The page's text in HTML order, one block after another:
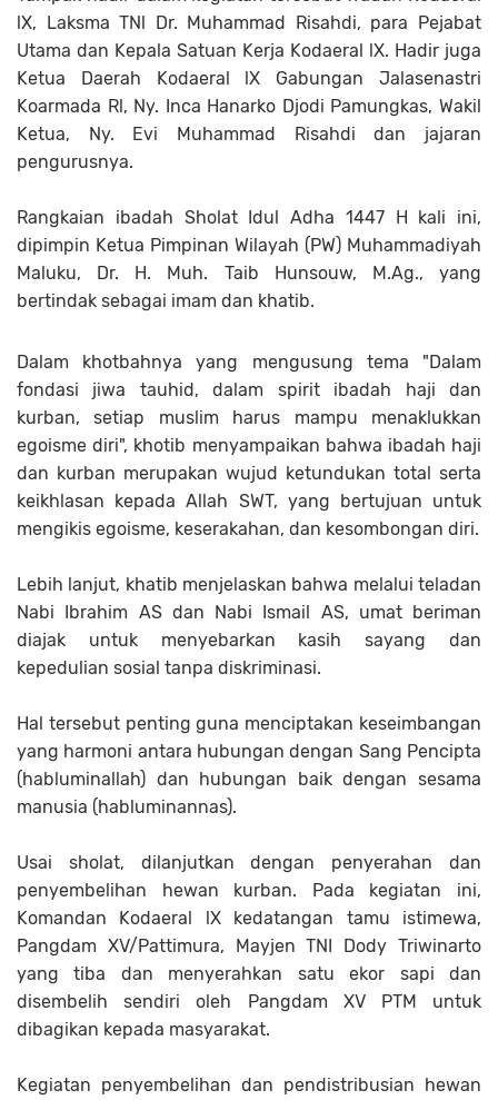
lX, Laksma TNl Dr. Muhammad Risahdi, para Pejabat
Utama dan Kepala Satuan Kerja Kodaeral lX. Hadir juga
Ketua Daerah Kodaeral lX Gabungan Jalasenastri
Koarmada Rl, Ny. Inca Hanarko Djodi Pamungkas, Wakil
Ketua, Ny. Evi Muhammad Risahdi dan jajaran
pengurusnya.
Rangkaian ibadah Sholat Idul Adha 1447 H kali ini,
dipimpin Ketua Pimpinan Wilayah (PW) Muhammadiyah
Maluku, Dr. H. Muh. Taib Hunsouw, M.Ag., yang
bertindak sebagai imam dan khatib.
Dalam khotbahnya yang mengusung tema "Dalam
fondasi jiwa tauhid, dalam spirit ibadah haji dan
kurban, setiap muslim harus mampu menaklukkan
egoisme diri", khotib menyampaikan bahwa ibadah haji
dan kurban merupakan wujud ketundukan total serta
keikhlasan kepada Allah SWT, yang bertujuan untuk
mengikis egoisme, keserakahan, dan kesombongan diri.
Lebih lanjut, khatib menjelaskan bahwa melalui teladan
Nabi Ibrahim AS dan Nabi Ismail AS, umat beriman
diajak untuk menyebarkan kasih sayang dan
kepedulian sosial tanpa diskriminasi.
Hal tersebut penting guna menciptakan keseimbangan
yang harmoni antara hubungan dengan Sang Pencipta
(habluminallah) dan hubungan baik dengan sesama
manusia (habluminannas).
Usai sholat, dilanjutkan dengan penyerahan dan
penyembelihan hewan kurban. Pada kegiatan ini,
Komandan Kodaeral lX kedatangan tamu istimewa,
Pangdam XV/Pattimura, Mayjen TNI Dody Triwinarto
yang tiba dan menyerahkan satu ekor sapi dan
disembelih sendiri oleh Pangdam XV PTM untuk
dibagikan kepada masyarakat.
Kegiatan penyembelihan dan pendistribusian hewan